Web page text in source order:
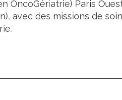
OncoGériatrie) Paris
avec des missions de